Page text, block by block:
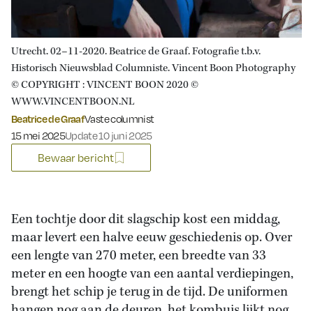
Utrecht. 02–11-2020. Beatrice de Graaf. Fotografie t.b.v.
Historisch Nieuwsblad Columniste. Vincent Boon Photography
© COPYRIGHT : VINCENT BOON 2020 ©
WWW.VINCENTBOON.NL
Beatrice de GraafVaste columnist
Gepubliceerd op:
15 mei 2025Update 10 juni 2025
Bewaar bericht
Een tochtje door dit slagschip kost een middag,
maar levert een halve eeuw geschiedenis op. Over
een lengte van 270 meter, een breedte van 33
meter en een hoogte van een aantal verdiepingen,
brengt het schip je terug in de tijd. De uniformen